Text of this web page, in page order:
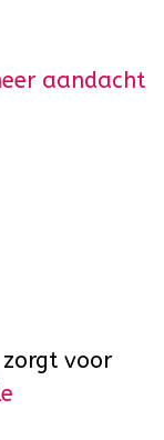
aandacht
voor